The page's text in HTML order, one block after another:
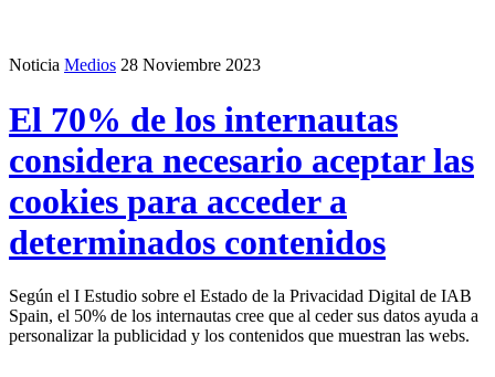
Noticia Medios 28 Noviembre 2023
El 70% de los internautas
considera necesario aceptar las
cookies para acceder a
determinados contenidos
Según el I Estudio sobre el Estado de la Privacidad Digital de IAB
Spain, el 50% de los internautas cree que al ceder sus datos ayuda a
personalizar la publicidad y los contenidos que muestran las webs.